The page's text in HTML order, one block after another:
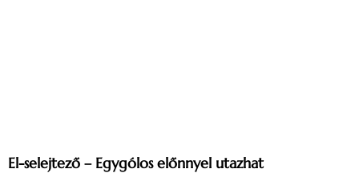
El-selejtező – Egygólos előnnyel utazhat